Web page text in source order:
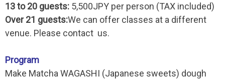
13 to 20 guests: 5,500JPY per person (TAX included)
Over 21 guests:We can offer classes at a different
venue. Please contact us.
Program
Make Matcha WAGASHI (Japanese sweets) dough